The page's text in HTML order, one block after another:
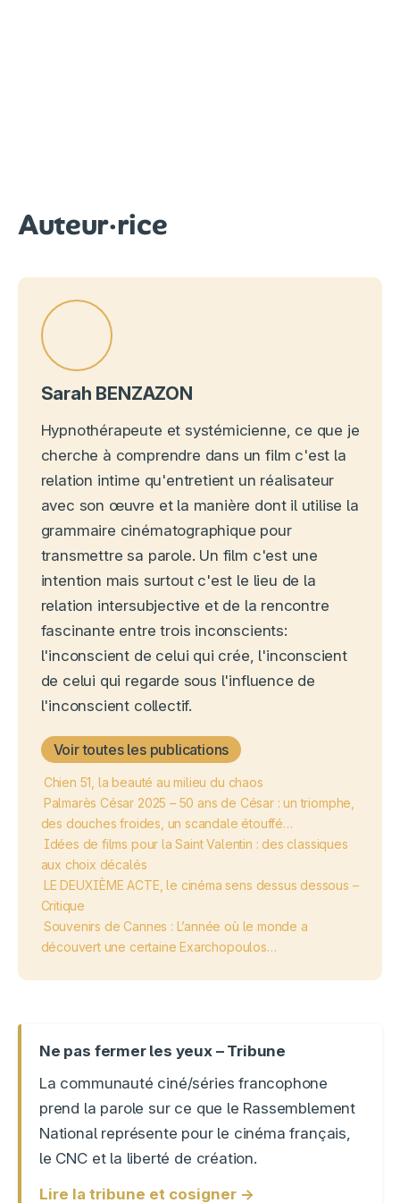
Auteur·rice
Sarah BENZAZON
Hypnothérapeute et systémicienne, ce que je
cherche à comprendre dans un film c'est la
relation intime qu'entretient un réalisateur
avec son œuvre et la manière dont il utilise la
grammaire cinématographique pour
transmettre sa parole. Un film c'est une
intention mais surtout c'est le lieu de la
relation intersubjective et de la rencontre
fascinante entre trois inconscients:
l'inconscient de celui qui crée, l'inconscient
de celui qui regarde sous l'influence de
l'inconscient collectif.
Voir toutes les publications
Chien 51, la beauté au milieu du chaos
Palmarès César 2025 – 50 ans de César : un triomphe,
des douches froides, un scandale étouffé…
Idées de films pour la Saint Valentin : des classiques
aux choix décalés
LE DEUXIÈME ACTE, le cinéma sens dessus dessous –
Critique
Souvenirs de Cannes : L’année où le monde a
découvert une certaine Exarchopoulos…
Ne pas fermer les yeux – Tribune
La communauté ciné/séries francophone
prend la parole sur ce que le Rassemblement
National représente pour le cinéma français,
le CNC et la liberté de création.
Lire la tribune et cosigner →